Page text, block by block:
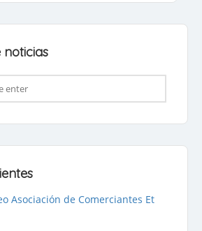
noticias
Asociación de Comerciantes Et